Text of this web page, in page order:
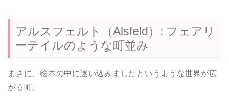
アルスフェルト（Alsfeld）: フェアリ
ーテイルのような町並み
まさに、絵本の中に迷い込みましたというような世界が広
がる町。